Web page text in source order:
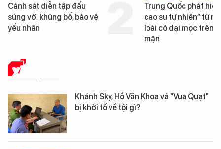
tập đấu
bố, bảo vệ
Trung Quốc phát hiện “mỏ
cao su tự nhiên” từ một
loài cỏ dại mọc trên đất
XÃ HỘI SỐ
Khánh Sky, Hồ Văn Khoa và "Vua Quạt"
bị khởi tố về tội gì?